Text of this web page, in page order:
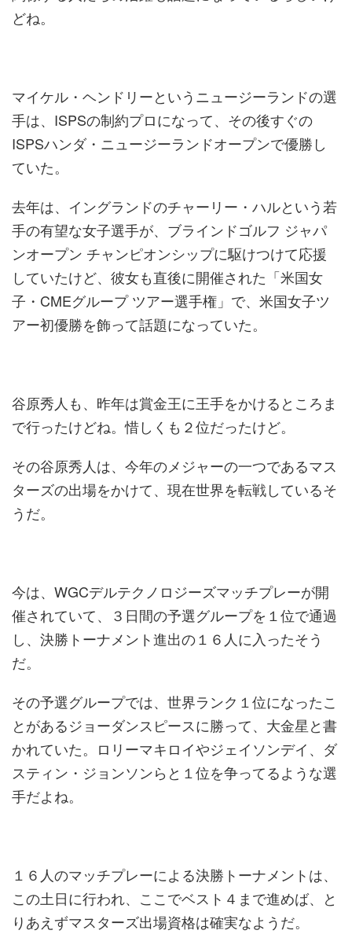
どね。
マイケル・ヘンドリーというニュージーランドの選
手は、ISPSの制約プロになって、その後すぐの
ISPSハンダ・ニュージーランドオープンで優勝し
ていた。
去年は、イングランドのチャーリー・ハルという若
手の有望な女子選手が、ブラインドゴルフ ジャパ
ンオープン チャンピオンシップに駆けつけて応援
していたけど、彼女も直後に開催された「米国女
子・CMEグループ ツアー選手権」で、米国女子ツ
アー初優勝を飾って話題になっていた。
谷原秀人も、昨年は賞金王に王手をかけるところま
で行ったけどね。惜しくも２位だったけど。
その谷原秀人は、今年のメジャーの一つであるマス
ターズの出場をかけて、現在世界を転戦しているそ
うだ。
今は、WGCデルテクノロジーズマッチプレーが開
催されていて、３日間の予選グループを１位で通過
し、決勝トーナメント進出の１６人に入ったそう
だ。
その予選グループでは、世界ランク１位になったこ
とがあるジョーダンスピースに勝って、大金星と書
かれていた。ロリーマキロイやジェイソンデイ、ダ
スティン・ジョンソンらと１位を争ってるような選
手だよね。
１６人のマッチプレーによる決勝トーナメントは、
この土日に行われ、ここでベスト４まで進めば、と
りあえずマスターズ出場資格は確実なようだ。